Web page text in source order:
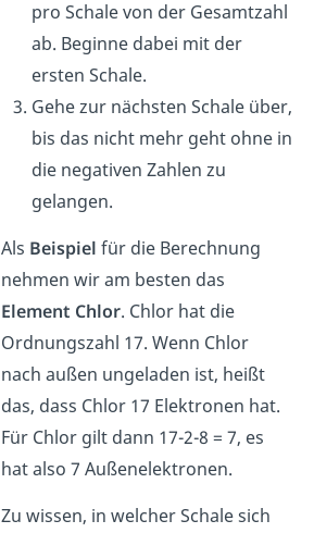
pro Schale von der Gesamtzahl
ab. Beginne dabei mit der
ersten Schale.
Gehe zur nächsten Schale über,
bis das nicht mehr geht ohne in
die negativen Zahlen zu
gelangen.
Als Beispiel für die Berechnung
nehmen wir am besten das
Element Chlor. Chlor hat die
Ordnungszahl 17. Wenn Chlor
nach außen ungeladen ist, heißt
das, dass Chlor 17 Elektronen hat.
Für Chlor gilt dann 17-2-8 = 7, es
hat also 7 Außenelektronen.
Zu wissen, in welcher Schale sich